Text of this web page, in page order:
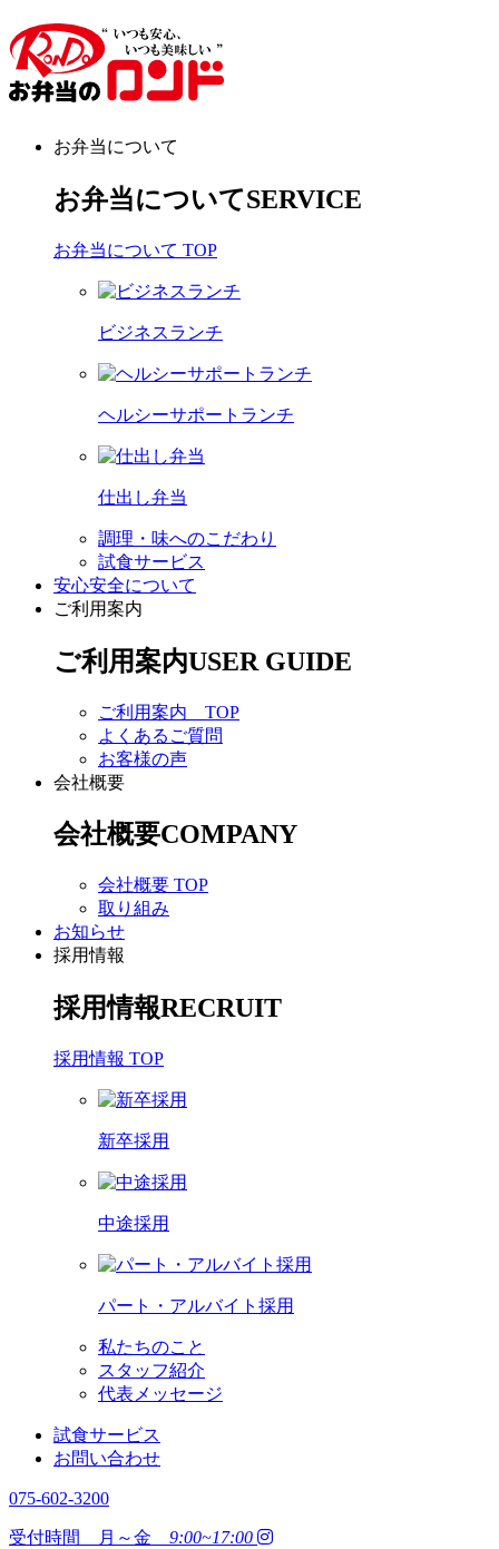
お弁当について
お弁当についてSERVICE
お弁当について TOP
ビジネスランチ
ヘルシーサポートランチ
仕出し弁当
調理・味へのこだわり
試食サービス
安心安全について
ご利用案内
ご利用案内USER GUIDE
ご利用案内 TOP
よくあるご質問
お客様の声
会社概要
会社概要COMPANY
会社概要 TOP
取り組み
お知らせ
採用情報
採用情報RECRUIT
採用情報 TOP
新卒採用
中途採用
パート・アルバイト採用
私たちのこと
スタッフ紹介
代表メッセージ
試食サービス
お問い合わせ
075-602-3200
受付時間 月～金 9:00~17:00